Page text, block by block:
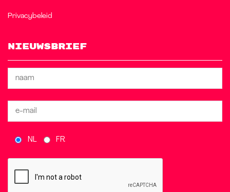
Privacybeleid
Nieuwsbrief
NL FR